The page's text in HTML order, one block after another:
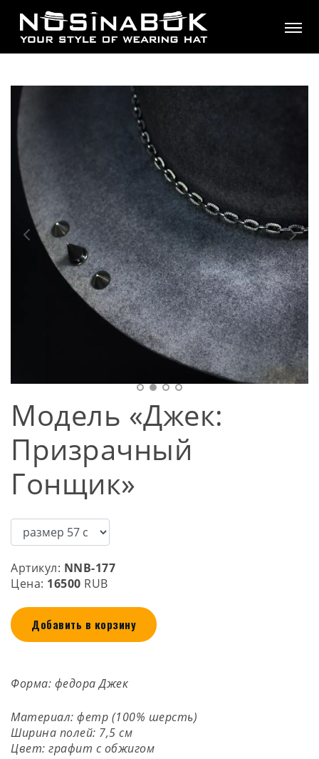
Модель «Джек:
Призрачный
Гонщик»
Артикул: NNB-177
Цена: 16500 RUB
Добавить в корзину
Форма: федора Джек
Материал: фетр (100% шерсть)
Ширина полей: 7,5 см
Цвет: графит с обжигом